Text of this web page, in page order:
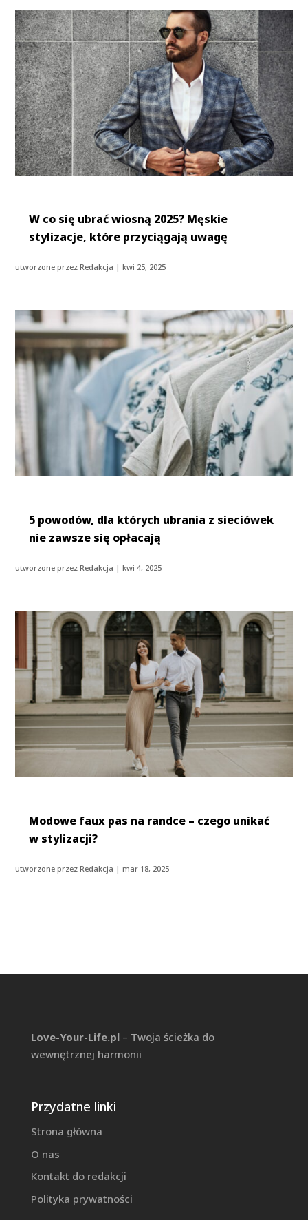
W co się ubrać wiosną 2025? Męskie
stylizacje, które przyciągają uwagę
utworzone przezRedakcja |kwi 25, 2025
5 powodów, dla których ubrania z sieciówek
nie zawsze się opłacają
utworzone przezRedakcja |kwi 4, 2025
Modowe faux pas na randce – czego unikać
w stylizacji?
utworzone przezRedakcja |mar 18, 2025
Love-Your-Life.pl– Twoja ścieżka do
wewnętrznej harmonii
Przydatne linki
Strona główna
O nas
Kontakt do redakcji
Polityka prywatności